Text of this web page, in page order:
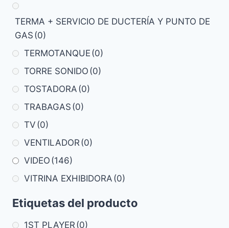
TERMA + SERVICIO DE DUCTERÍA Y PUNTO DE
GAS (0)
TERMOTANQUE (0)
TORRE SONIDO (0)
TOSTADORA (0)
TRABAGAS (0)
TV (0)
VENTILADOR (0)
VIDEO (146)
VITRINA EXHIBIDORA (0)
Etiquetas del producto
1ST PLAYER (0)